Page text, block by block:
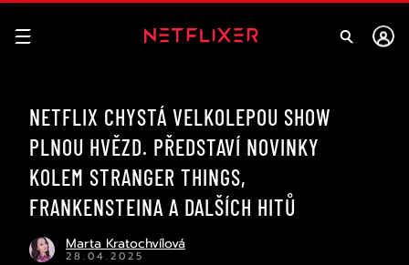
NETFLIX CHYSTÁ VELKOLEPOU SHOW
PLNOU HVĚZD. PŘEDSTAVÍ NOVINKY
KOLEM STRANGER THINGS,
FRANKENSTEINA A DALŠÍCH HITŮ
Marta Kratochvílová
28.04.2025